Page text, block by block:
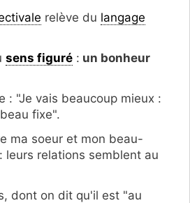
relève du langage
sens figuré : un bonheur
: "Je vais beaucoup mieux :
fixe".
ma soeur et mon beau-
leurs relations semblent au
dont on dit qu'il est "au